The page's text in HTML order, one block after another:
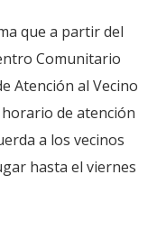
que a partir del
Comunitario
Atención al Vecino
de atención
a los vecinos
hasta el viernes